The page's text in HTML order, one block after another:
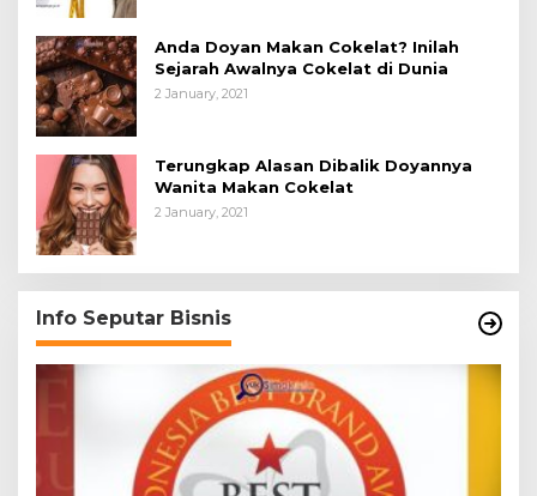
Anda Doyan Makan Cokelat? Inilah
Sejarah Awalnya Cokelat di Dunia
2 January, 2021
Terungkap Alasan Dibalik Doyannya
Wanita Makan Cokelat
2 January, 2021
Info Seputar Bisnis